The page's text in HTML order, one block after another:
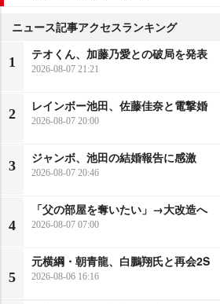
ニュース記事アクセスランキング
1
テオくん、加藤乃愛との破局を発表
2026-08-07 21:21
2
レインボー池田、佐藤佳奈と電撃婚
2026-08-07 20:00
3
ジャンボ、池田の結婚報告に感激
2026-08-07 20:46
4
「父の部屋を奪いたい」→大改造へ
2026-08-07 07:00
5
元横綱・朝青龍、白鵬翔氏と再会2S
2026-08-06 16:16